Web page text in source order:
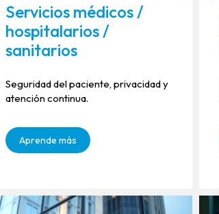
Servicios médicos /
hospitalarios /
sanitarios
Seguridad del paciente, privacidad y
atención continua.
Aprende más